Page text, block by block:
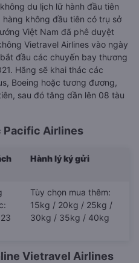
du lịch lữ hành đầu tiên
không đầu tiên có trụ sở
Việt Nam đã phê duyệt
Vietravel Airlines vào ngày
đầu các chuyến bay thương
Hãng sẽ khai thác các
Boeing hoặc tương đương,
sau đó tăng dần lên 08 tàu
Pacific Airlines
Hành lý ký gửi
Tùy chọn mua thêm:
15kg / 20kg / 25kg /
30kg / 35kg / 40kg
Vietravel Airlines